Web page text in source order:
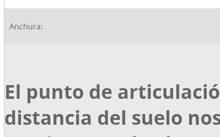
Anchura:
El punto de
distancia del suelo